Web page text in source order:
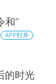
和”
APP打开
的时光